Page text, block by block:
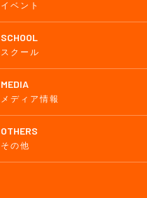
イベント
SCHOOL
スクール
MEDIA
メディア情報
OTHERS
その他